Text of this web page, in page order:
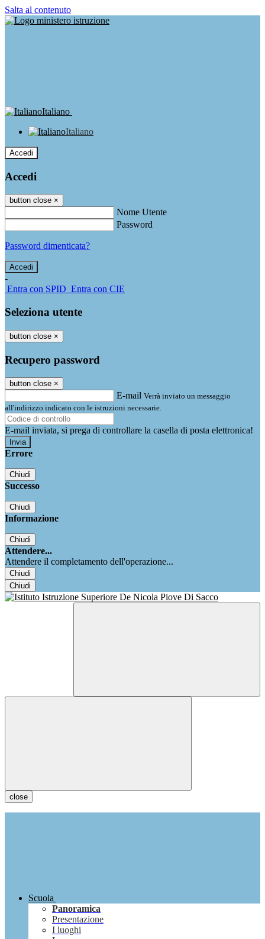
Salta al contenuto
Italiano
Italiano
Accedi
Accedi
button close ×
Nome Utente
Password
Password dimenticata?
-
Entra con SPID Entra con CIE
Seleziona utente
button close ×
Recupero password
button close ×
E-mail Verrà inviato un messaggio
all'indirizzo indicato con le istruzioni necessarie.
E-mail inviata, si prega di controllare la casella di posta elettronica!
Errore
Chiudi
Successo
Chiudi
Informazione
Chiudi
Attendere...
Attendere il completamento dell'operazione...
Chiudi
Chiudi
close
Scuola
Panoramica
Presentazione
I luoghi